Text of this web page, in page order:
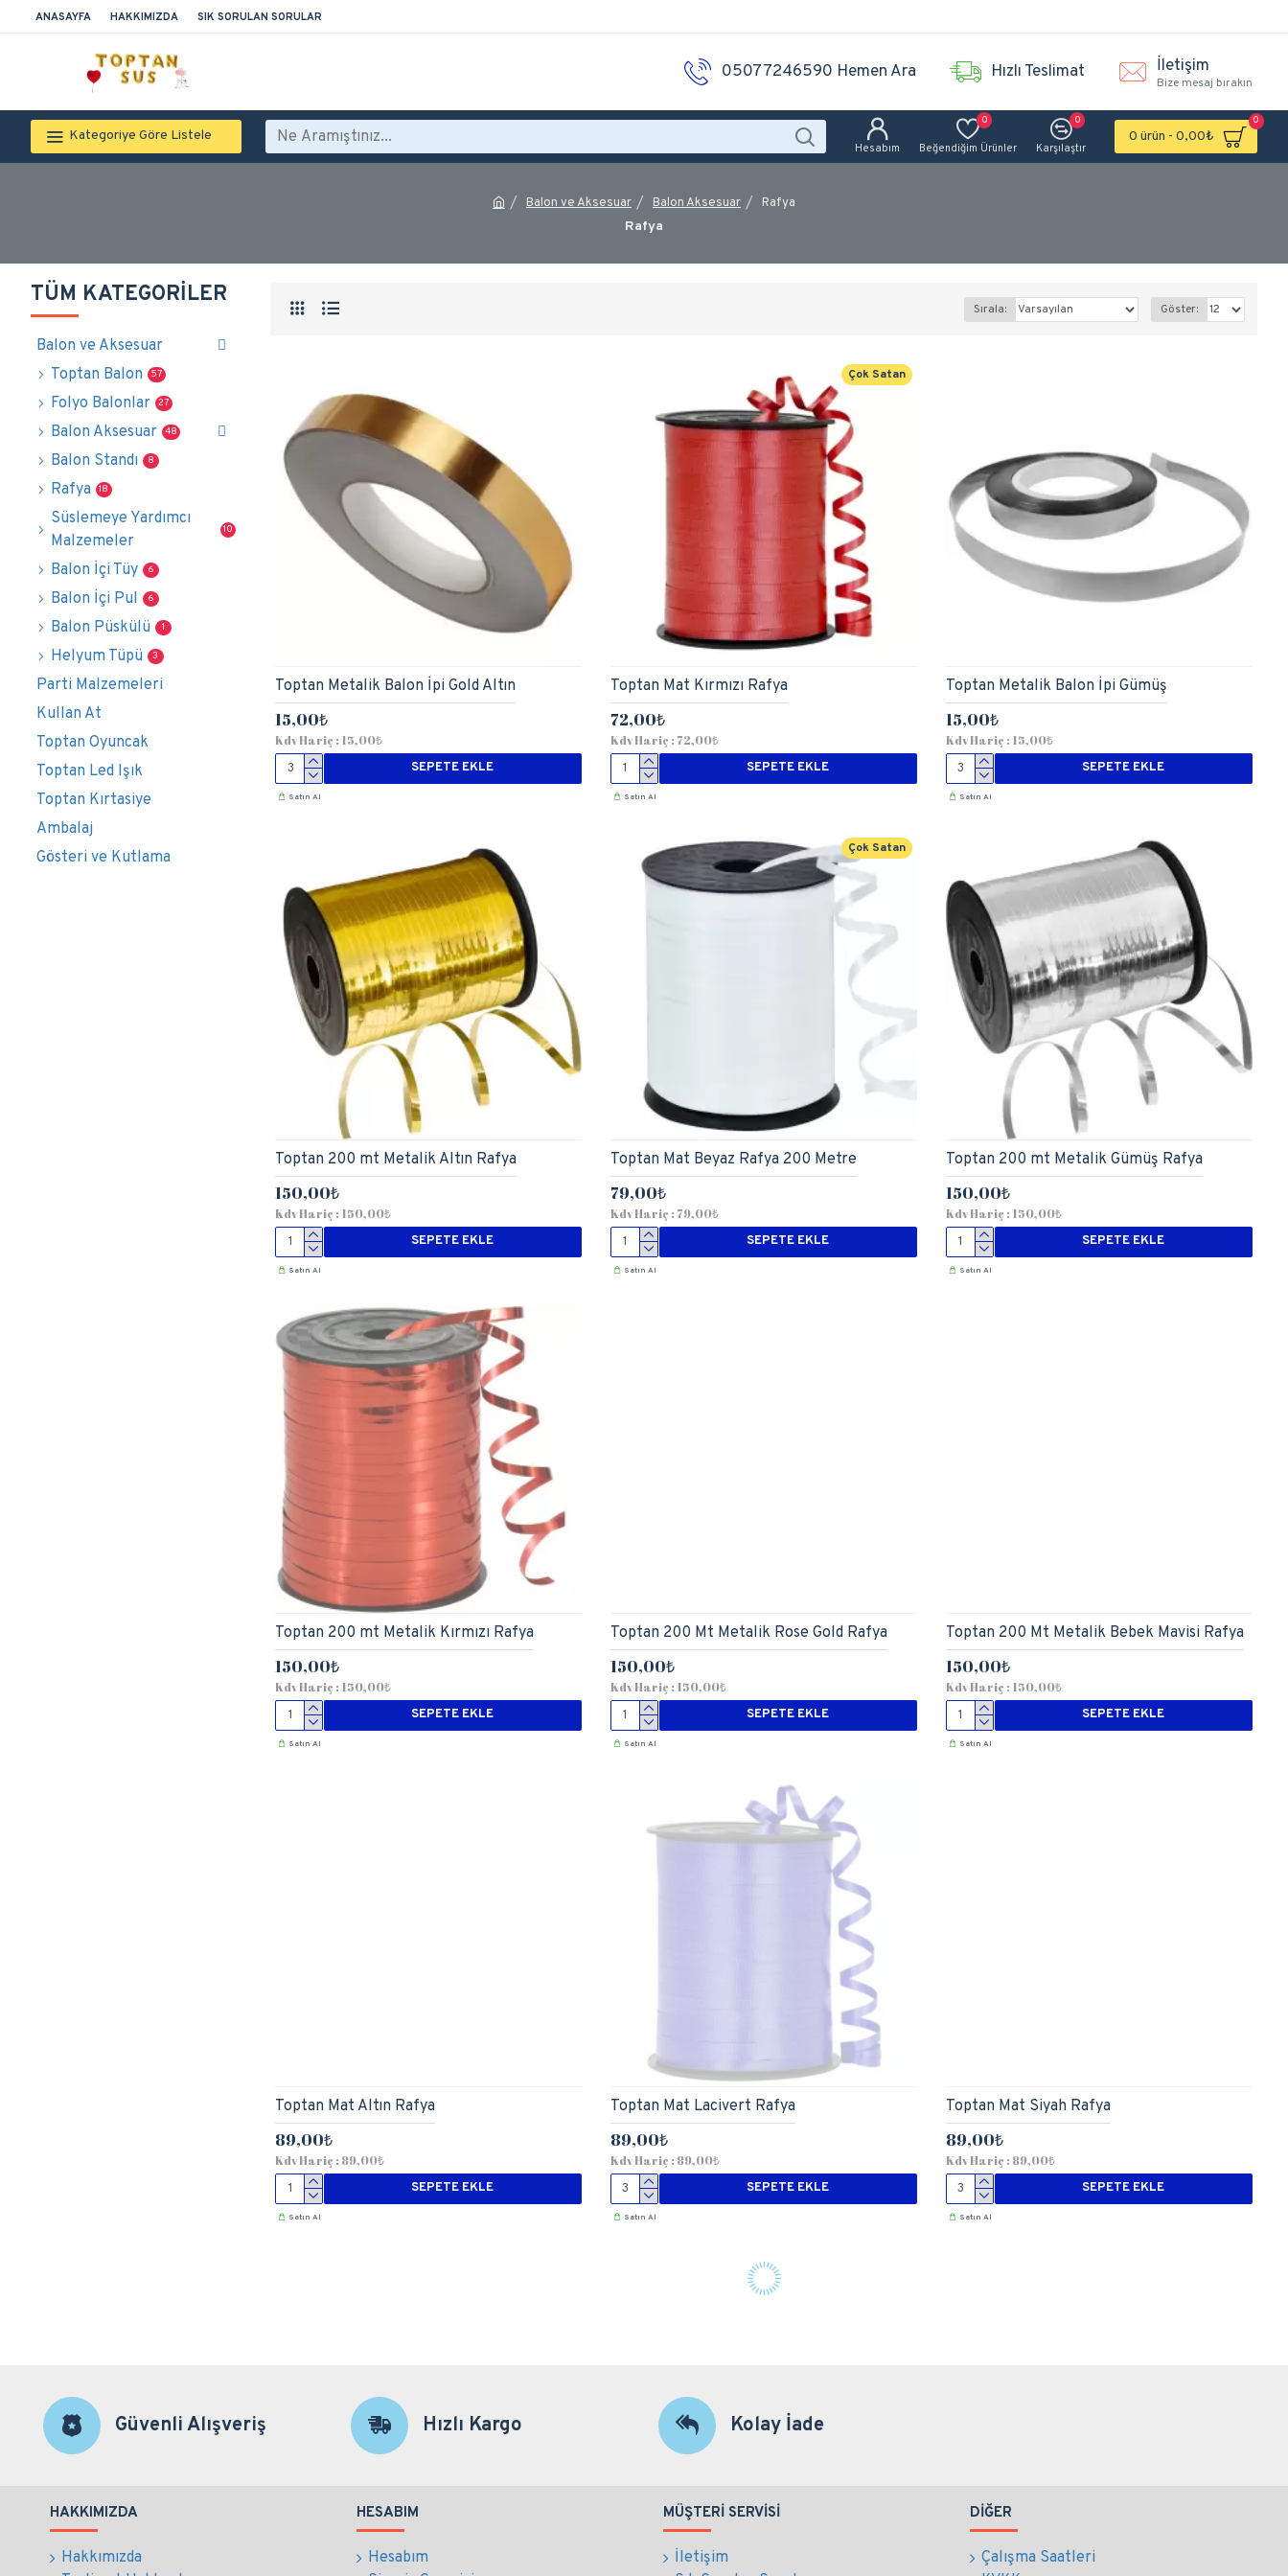
ANASAYFA HAKKIMIZDA SIK SORULAN SORULAR
05077246590 Hemen Ara Hızlı Teslimat İletişim
Bize mesaj bırakın
Kategoriye Göre Listele
Hesabım Beğendiğim Ürünler
0
Karşılaştır
0
0 ürün - 0,00₺
0
Balon ve Aksesuar Balon Aksesuar Rafya
Rafya
TÜM KATEGORILER
Balon ve Aksesuar
Toptan Balon
57
Folyo Balonlar 27
Balon Aksesuar 48
Balon Standı 8
Rafya 18
Süslemeye Yardımcı
Malzemeler
10
Balon İçi Tüy 6
Balon İçi Pul 6
Balon Püskülü 1
Helyum Tüpü 3
Parti Malzemeleri
Kullan At
Toptan Oyuncak
Toptan Led Işık
Toptan Kırtasiye
Ambalaj
Gösteri ve Kutlama
Sırala: Göster:
Toptan Metalik Balon İpi Gold Altın
15,00₺
Kdv Hariç : 15,00₺
SEPETE EKLE
Satın Al
Çok Satan
Toptan Mat Kırmızı Rafya
72,00₺
Kdv Hariç : 72,00₺
SEPETE EKLE
Satın Al
Toptan Metalik Balon İpi Gümüş
15,00₺
Kdv Hariç : 15,00₺
SEPETE EKLE
Satın Al
Toptan 200 mt Metalik Altın Rafya
150,00₺
Kdv Hariç : 150,00₺
SEPETE EKLE
Satın Al
Çok Satan
Toptan Mat Beyaz Rafya 200 Metre
79,00₺
Kdv Hariç : 79,00₺
SEPETE EKLE
Satın Al
Toptan 200 mt Metalik Gümüş Rafya
150,00₺
Kdv Hariç : 150,00₺
SEPETE EKLE
Satın Al
Toptan 200 mt Metalik Kırmızı Rafya
150,00₺
Kdv Hariç : 150,00₺
SEPETE EKLE
Satın Al
Toptan 200 Mt Metalik Rose Gold Rafya
150,00₺
Kdv Hariç : 150,00₺
SEPETE EKLE
Satın Al
Toptan 200 Mt Metalik Bebek Mavisi Rafya
150,00₺
Kdv Hariç : 150,00₺
SEPETE EKLE
Satın Al
Toptan Mat Altın Rafya
89,00₺
Kdv Hariç : 89,00₺
SEPETE EKLE
Satın Al
Toptan Mat Lacivert Rafya
89,00₺
Kdv Hariç : 89,00₺
SEPETE EKLE
Satın Al
Toptan Mat Siyah Rafya
89,00₺
Kdv Hariç : 89,00₺
SEPETE EKLE
Satın Al
Güvenli Alışveriş Hızlı Kargo Kolay İade
HAKKIMIZDA
Hakkımızda
HESABIM
Hesabım
MÜŞTERI SERVISI
İletişim
DIĞER
Çalışma Saatleri